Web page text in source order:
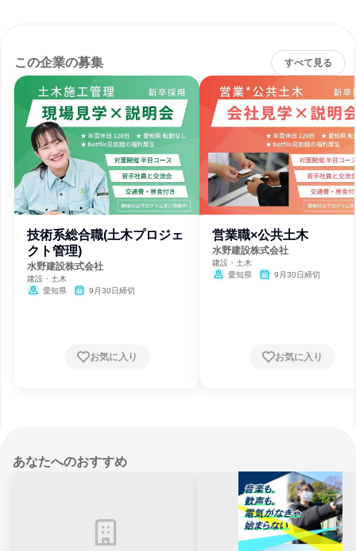
この企業の募集 すべて見る
技術系総合職(土木プロジェ
クト管理)
水野建設株式会社
建設・土木
愛知県
9月30日締切
お気に入り
営業職×公共土木
水野建設株式会社
建設・土木
愛知県
9月30日締切
お気に入り
あなたへのおすすめ